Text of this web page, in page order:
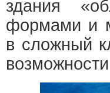
здания
формами и
в сложный